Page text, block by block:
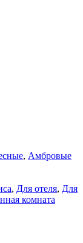
, Амбровые
, Для отеля, Для
комната